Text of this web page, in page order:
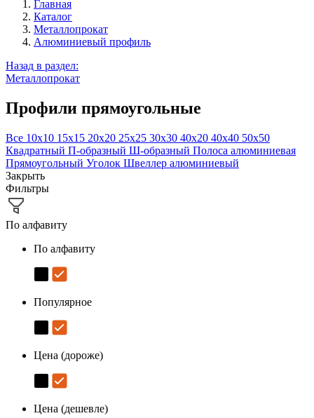
Главная
Каталог
Металлопрокат
Алюминиевый профиль
Назад в раздел:
Металлопрокат
Профили прямоугольные
Все 10х10 15х15 20х20 25х25 30х30 40х20 40х40 50х50
Квадратный П-образный Ш-образный Полоса алюминиевая
Прямоугольный Уголок Швеллер алюминиевый
Закрыть
Фильтры
По алфавиту
По алфавиту
Популярное
Цена (дороже)
Цена (дешевле)